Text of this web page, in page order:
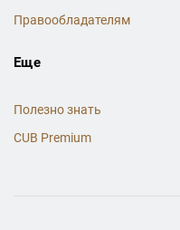
Правообладателям
Еще
Полезно знать
CUB Premium